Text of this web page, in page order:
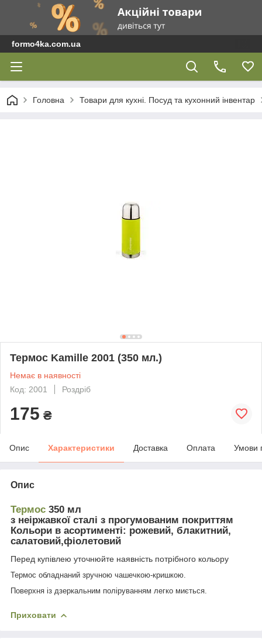
formo4ka.com.ua
Головна Товари для кухні. Посуд та кухонний інвентар
Термос Kamille 2001 (350 мл.)
Немає в наявності
Код: 2001
Роздріб
175 ₴
Опис Характеристики Доставка Оплата Умови
Опис
Термос 350 мл
з неіржавкої сталі з прогумованим покриттям
Кольори в асортименті: рожевий, блакитний,
салатовий,фіолетовий
Перед купівлею уточнюйте наявність потрібного кольору
Термос обладнаний зручною чашечкою-кришкою.
Поверхня із дзеркальним поліруванням легко миється.
Приховати